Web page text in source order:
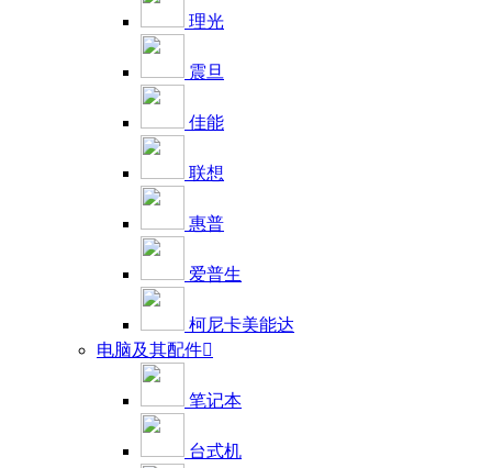
理光
震旦
佳能
联想
惠普
爱普生
柯尼卡美能达
电脑及其配件
笔记本
台式机